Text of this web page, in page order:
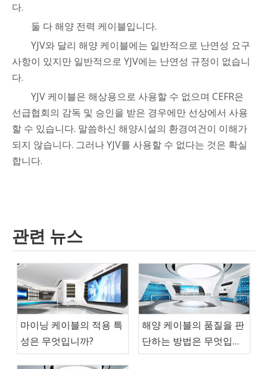
다.
둘 다 해양 전력 케이블입니다.
YJV와 달리 해양 케이블에는 일반적으로 난연성 요구
사항이 있지만 일반적으로 YJV에는 난연성 규정이 없습니
다.
YJV 케이블은 해상용으로 사용할 수 없으며 CEFR은
선급협회의 감독 및 승인을 받은 경우에만 선상에서 사용
할 수 있습니다. 말씀하신 해양시설의 환경여건이 이해가
되지 않습니다. 그러나 YJV를 사용할 수 없다는 것은 확실
합니다.
관련 뉴스
마이닝 케이블의 적용 특
성은 무엇입니까?
해양 케이블의 품질을 판
단하는 방법은 무엇입니
까?